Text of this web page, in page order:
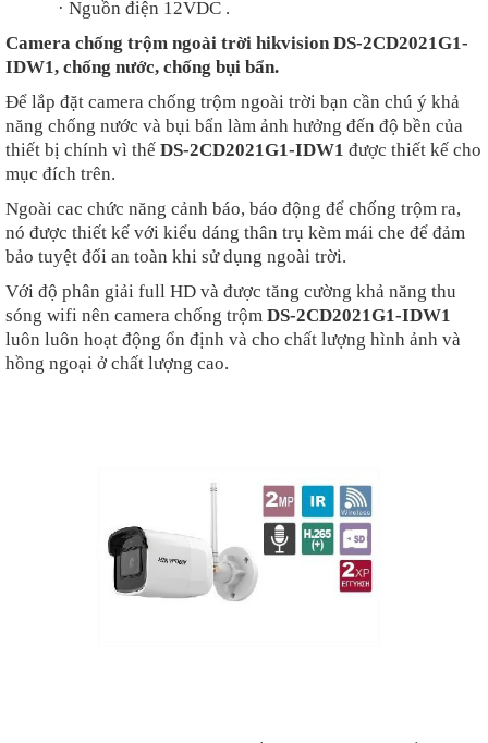
· Nguồn điện 12VDC .
Camera chống trộm ngoài trời hikvision DS-2CD2021G1-
IDW1, chống nước, chống bụi bẩn.
Để lắp đặt camera chống trộm ngoài trời bạn cần chú ý khả
năng chống nước và bụi bẩn làm ảnh hưởng đến độ bền của
thiết bị chính vì thế DS-2CD2021G1-IDW1 được thiết kế cho
mục đích trên.
Ngoài cac chức năng cảnh báo, báo động để chống trộm ra,
nó được thiết kế với kiểu dáng thân trụ kèm mái che để đảm
bảo tuyệt đối an toàn khi sử dụng ngoài trời.
Với độ phân giải full HD và được tăng cường khả năng thu
sóng wifi nên camera chống trộm DS-2CD2021G1-IDW1
luôn luôn hoạt động ổn định và cho chất lượng hình ảnh và
hồng ngoại ở chất lượng cao.